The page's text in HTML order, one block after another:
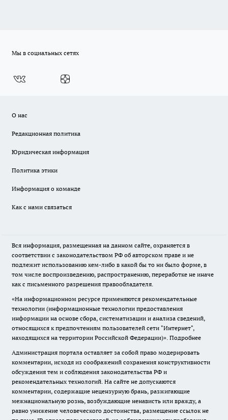
Мы в социальных сетях
О нас
Редакционная политика
Юридическая информация
Политика этики
Информация о команде
Как с нами связаться
Вся информация, размещенная на данном сайте, охраняется в
соответствии с законодательством РФ об авторском праве и не
подлежит использованию кем-либо в какой бы то ни было форме, в
том числе воспроизведению, распространению, переработке не иначе
как с письменного разрешения правообладателя.
«На информационном ресурсе применяются рекомендательные
технологии (информационные технологии предоставления
информации на основе сбора, систематизации и анализа сведений,
относящихся к предпочтениям пользователей сети "Интернет",
находящихся на территории Российской Федерации)». Подробнее
Администрация портала оставляет за собой право модерировать
комментарии, исходя из соображений сохранения конструктивности
обсуждения тем и соблюдения законодательства РФ и
рекомендательных технологий. На сайте не допускаются
комментарии, содержащие нецензурную брань, разжигающие
межнациональную рознь, возбуждающие ненависть или вражду, а
равно унижение человеческого достоинства, размещение ссылок не